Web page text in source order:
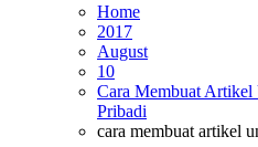
Home
2017
August
10
Cara Membuat
Pribadi
cara membuat artikel